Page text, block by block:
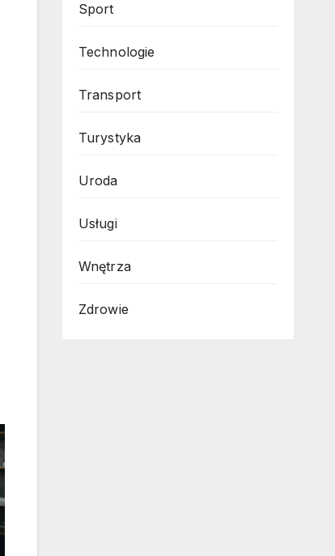
Sport
Technologie
Transport
Turystyka
Uroda
Usługi
Wnętrza
Zdrowie